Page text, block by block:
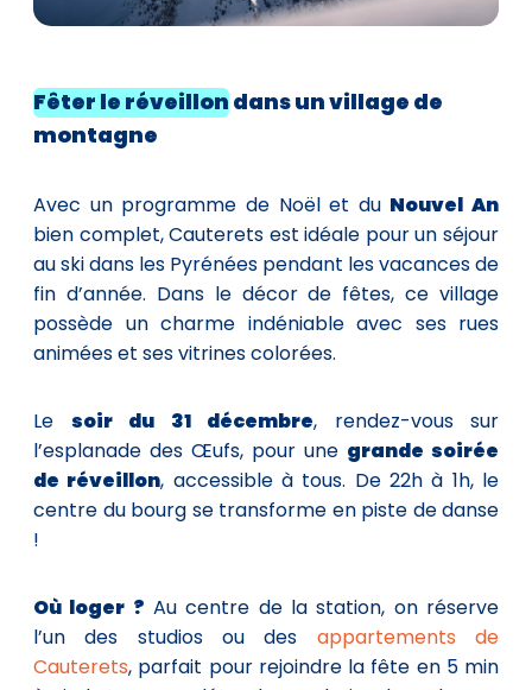
Fêter le réveillondans un village de
montagne
Avec un programme de Noël et du Nouvel An
bien complet, Cauterets est idéale pour un séjour
au ski dans les Pyrénées pendant les vacances de
fin d’année. Dans le décor de fêtes, ce village
possède un charme indéniable avec ses rues
animées et ses vitrines colorées.
Le soir du 31 décembre, rendez-vous sur
l’esplanade des Œufs, pour une grande soirée
de réveillon, accessible à tous. De 22h à 1h, le
centre du bourg se transforme en piste de danse
!
Où loger ? Au centre de la station, on réserve
l’un des studios ou des appartements de
Cauterets, parfait pour rejoindre la fête en 5 min